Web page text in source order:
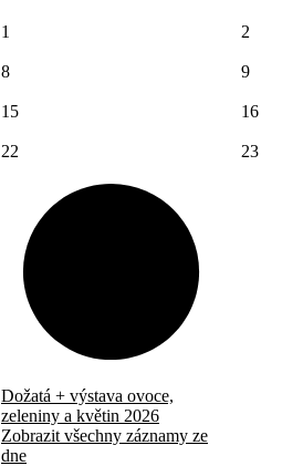
1 2
8 9
15 16
22
Dožatá + výstava ovoce,
zeleniny a květin 2026
Zobrazit všechny záznamy ze
dne
23